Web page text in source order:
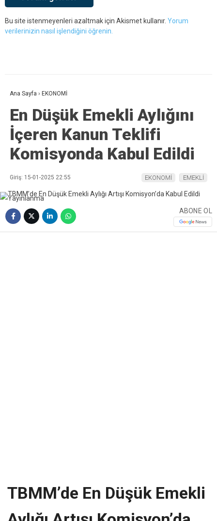
Bu site istenmeyenleri azaltmak için Akismet kullanır. Yorum
verilerinizin nasıl işlendiğini öğrenin.
Ana Sayfa › EKONOMİ
En Düşük Emekli Aylığını
İçeren Kanun Teklifi
Komisyonda Kabul Edildi
Giriş: 15-01-2025 22:55 EKONOMİ EMEKLİ
ABONE OL
TBMM’de En Düşük Emekli